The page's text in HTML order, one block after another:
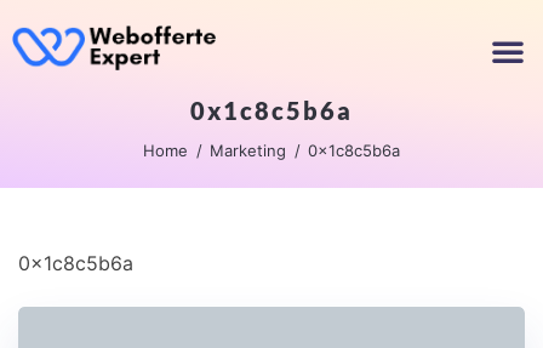
0x1c8c5b6a
Home Marketing 0x1c8c5b6a
0x1c8c5b6a